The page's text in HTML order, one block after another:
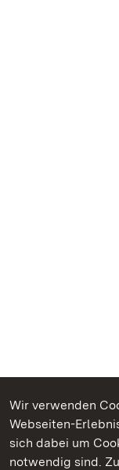
Wir verwenden
Webseiten-
sich dabei um
notwendig sind.
Kommen.